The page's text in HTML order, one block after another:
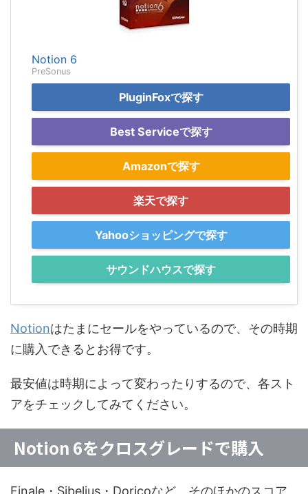
Notion 6
PreSonus
PluginFoxで探す
Best Serviceで探す
Amazonで探す
楽天で探す
Yahooショッピングで探す
サウンドハウスで探す
Notionはたまにセールをやっているので、その時期
に購入できるとお得です。
最安値は時期によって変わったりするので、各スト
アをチェックしてみてください。
Notion 6をクロスグレードで購入
Finale・Sibelius・Doricoなど、そのほかのスコア